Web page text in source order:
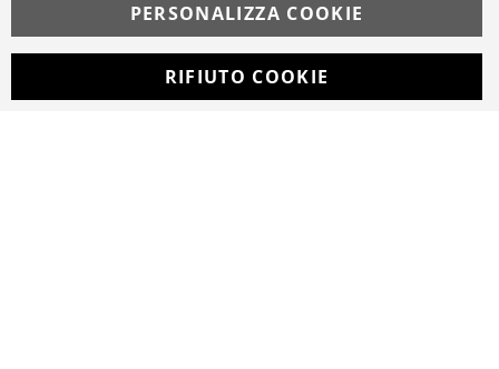
© Copyright MAV Arreda s.r.l. | P.IVA IT05919160969
Via Galileo Galilei, 14 | Milano
PERSONALIZZA COOKIE
RIFIUTO COOKIE